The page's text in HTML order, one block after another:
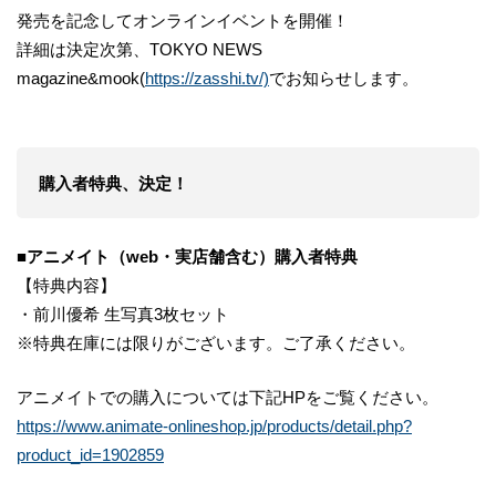
発売を記念してオンラインイベントを開催！
詳細は決定次第、TOKYO NEWS
magazine&mook(https://zasshi.tv/)でお知らせします。
購入者特典、決定！
■アニメイト（web・実店舗含む）購入者特典
【特典内容】
・前川優希 生写真3枚セット
※特典在庫には限りがございます。ご了承ください。
アニメイトでの購入については下記HPをご覧ください。
https://www.animate-onlineshop.jp/products/detail.php?
product_id=1902859